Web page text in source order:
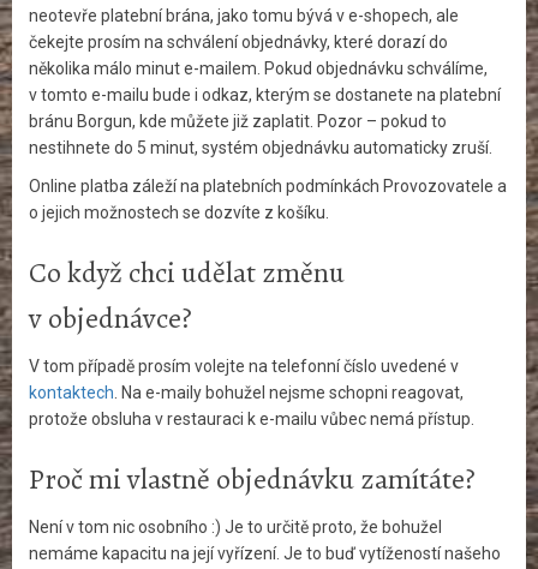
neotevře platební brána, jako tomu bývá v e-shopech, ale
čekejte prosím na schválení objednávky, které dorazí do
několika málo minut e-mailem. Pokud objednávku schválíme,
v tomto e-mailu bude i odkaz, kterým se dostanete na platební
bránu Borgun, kde můžete již zaplatit. Pozor – pokud to
nestihnete do 5 minut, systém objednávku automaticky zruší.
Online platba záleží na platebních podmínkách Provozovatele a
o jejich možnostech se dozvíte z košíku.
Co když chci udělat změnu
v objednávce?
V tom případě prosím volejte na telefonní číslo uvedené v
kontaktech . Na e-maily bohužel nejsme schopni reagovat,
protože obsluha v restauraci k e-mailu vůbec nemá přístup.
Proč mi vlastně objednávku zamítáte?
Není v tom nic osobního :) Je to určitě proto, že bohužel
nemáme kapacitu na její vyřízení. Je to buď vytížeností našeho